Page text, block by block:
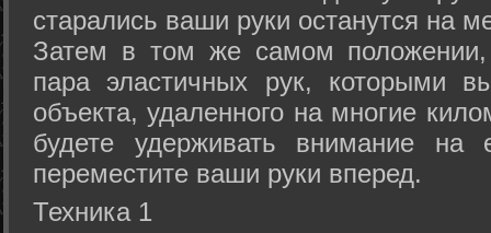
старались ваши руки останутся на
Затем в том же самом положении,
пара эластичных рук, которыми
объекта, удаленного на многие
будете удерживать внимание на
переместите ваши руки вперед.
Техника 1